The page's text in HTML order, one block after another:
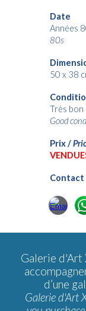
Date
Années
80s
50 x 38
Très bon
Good
Prix /
Contact
Galerie d'Art
d’une
Galerie d'Art